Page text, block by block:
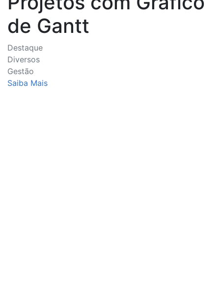
de Gantt
Destaque
Diversos
Gestão
Saiba Mais